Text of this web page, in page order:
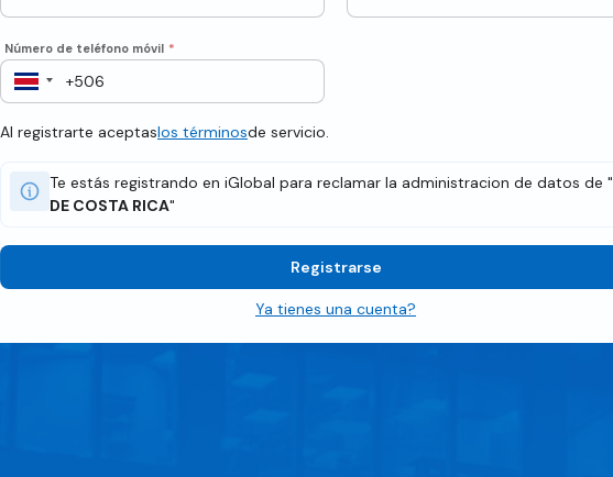
Número de teléfono móvil *
Al registrarte aceptaslos términosde servicio.
Te estás registrando en iGlobal para reclamar la administracion de datos de "
DE COSTA RICA"
Registrarse
Ya tienes una cuenta?